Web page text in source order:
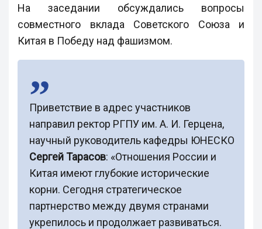
На заседании обсуждались вопросы
совместного вклада Советского Союза и
Китая в Победу над фашизмом.
Приветствие в адрес участников
направил ректор РГПУ им. А. И. Герцена,
научный руководитель кафедры ЮНЕСКО
Сергей Тарасов: «Отношения России и
Китая имеют глубокие исторические
корни. Сегодня стратегическое
партнерство между двумя странами
укрепилось и продолжает развиваться.